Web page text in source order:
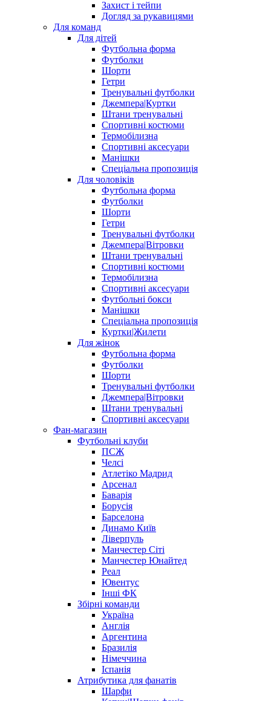
Захист і тейпи
Догляд за рукавицями
Для команд
Для дітей
Футбольна форма
Футболки
Шорти
Гетри
Тренувальні футболки
Джемпера|Куртки
Штани тренувальні
Спортивні костюми
Термобілизна
Спортивні аксесуари
Манішки
Спеціальна пропозиція
Для чоловіків
Футбольна форма
Футболки
Шорти
Гетри
Тренувальні футболки
Джемпера|Вітровки
Штани тренувальні
Спортивні костюми
Термобілизна
Спортивні аксесуари
Футбольні бокси
Манішки
Спеціальна пропозиція
Куртки|Жилети
Для жінок
Футбольна форма
Футболки
Шорти
Тренувальні футболки
Джемпера|Вітровки
Штани тренувальні
Спортивні аксесуари
Фан-магазин
Футбольні клуби
ПСЖ
Челсі
Атлетіко Мадрид
Арсенал
Баварія
Борусія
Барселона
Динамо Київ
Ліверпуль
Манчестер Сіті
Манчестер Юнайтед
Реал
Ювентус
Інші ФК
Збірні команди
Україна
Англія
Аргентина
Бразилія
Німеччина
Іспанія
Атрибутика для фанатів
Шарфи